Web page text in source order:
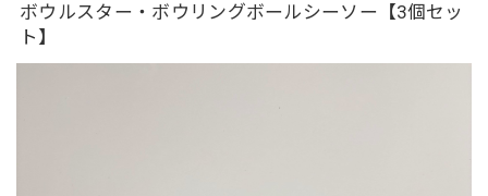
ボウルスター・ボウリングボールシーソー【3個セッ
ト】